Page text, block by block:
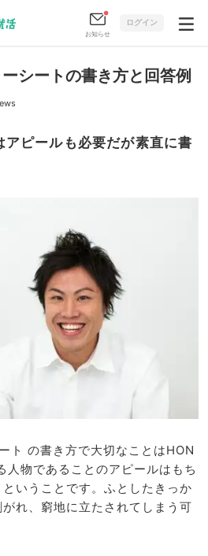
お知らせ
ログイン
シートの書き方と回答例
アピールも必要だが素直に書
ト の書き方で大切なことはHON
人物であることのアピールはもち
いうことです。ふとしたきっか
れ、窮地に立たされてしまう可